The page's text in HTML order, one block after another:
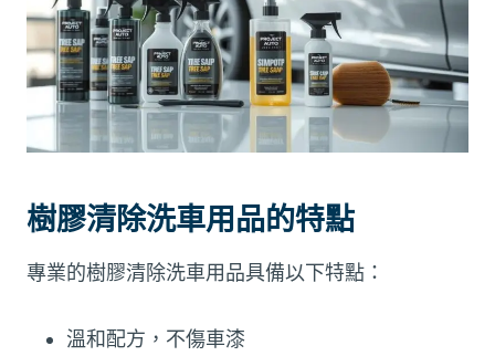
樹膠清除洗車用品的特點
專業的樹膠清除洗車用品具備以下特點：
溫和配方，不傷車漆